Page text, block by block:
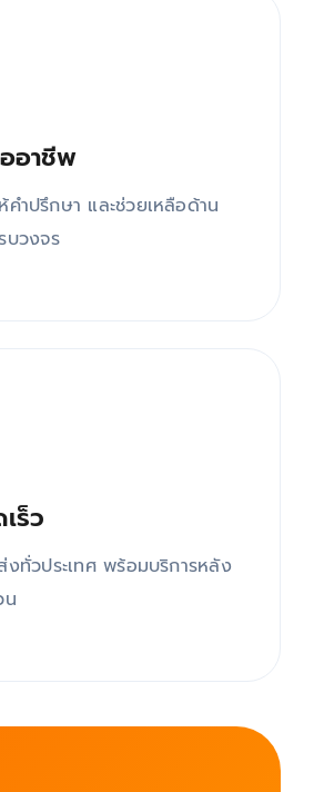
อาชีพ
คำปรึกษา และช่วยเหลือด้าน
บวงจร
ร็ว
งทั่วประเทศ พร้อมบริการหลัง
น